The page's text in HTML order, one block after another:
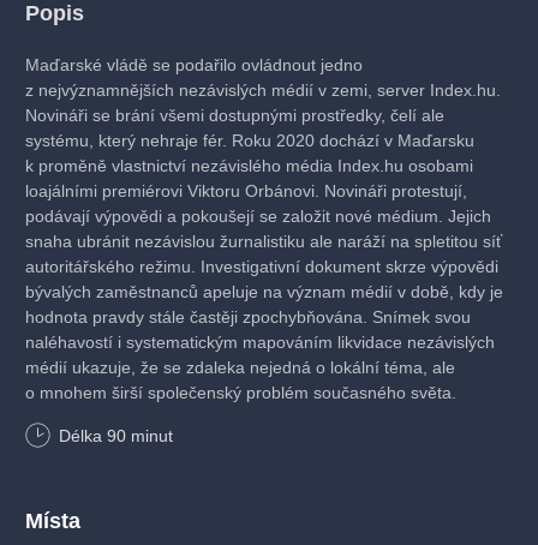
Popis
Maďarské vládě se podařilo ovládnout jedno
z nejvýznamnějších nezávislých médií v zemi, server Index.hu.
Novináři se brání všemi dostupnými prostředky, čelí ale
systému, který nehraje fér. Roku 2020 dochází v Maďarsku
k proměně vlastnictví nezávislého média Index.hu osobami
loajálními premiérovi Viktoru Orbánovi. Novináři protestují,
podávají výpovědi a pokoušejí se založit nové médium. Jejich
snaha ubránit nezávislou žurnalistiku ale naráží na spletitou síť
autoritářského režimu. Investigativní dokument skrze výpovědi
bývalých zaměstnanců apeluje na význam médií v době, kdy je
hodnota pravdy stále častěji zpochybňována. Snímek svou
naléhavostí i systematickým mapováním likvidace nezávislých
médií ukazuje, že se zdaleka nejedná o lokální téma, ale
o mnohem širší společenský problém současného světa.
Délka 90 minut
Místa